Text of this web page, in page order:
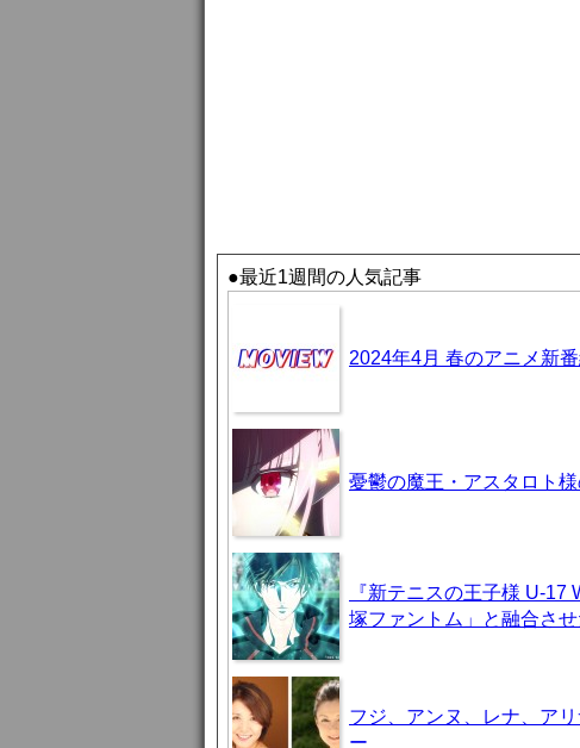
●最近1週間の人気記事
2024年4月 春のアニメ新
憂鬱の魔王・アスタロト
『新テニスの王子様 U-
塚ファントム」と融合さ
フジ、アンヌ、レナ、ア
ー